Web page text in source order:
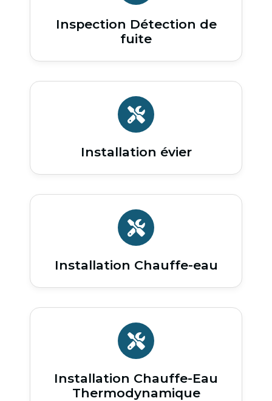
Inspection Détection de
fuite
Installation évier
Installation Chauffe-eau
Installation Chauffe-Eau
Thermodynamique